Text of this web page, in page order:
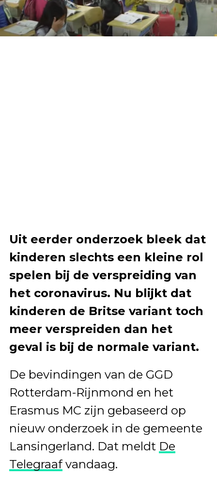
Uit eerder onderzoek bleek dat
kinderen slechts een kleine rol
spelen bij de verspreiding van
het coronavirus. Nu blijkt dat
kinderen de Britse variant toch
meer verspreiden dan het
geval is bij de normale variant.
De bevindingen van de GGD
Rotterdam-Rijnmond en het
Erasmus MC zijn gebaseerd op
nieuw onderzoek in de gemeente
Lansingerland. Dat meldt De
Telegraafvandaag.